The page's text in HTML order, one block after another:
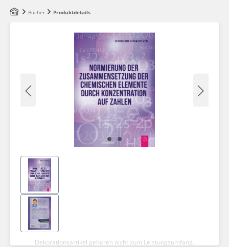
Zum Hauptinhalt springen
Bücher Produktdetails
Dekorationsartikel gehören nicht zum Leistungsumfang.